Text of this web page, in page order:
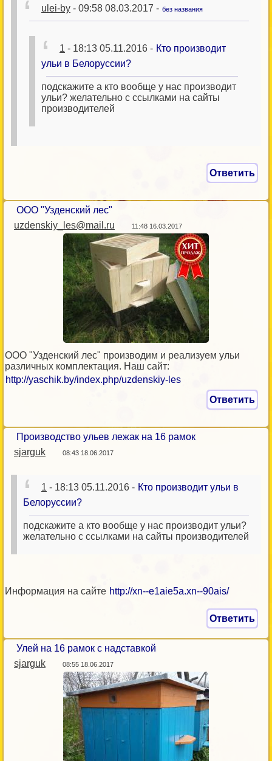
ulei-by - 09:58 08.03.2017 - без названия
1 - 18:13 05.11.2016 - Кто производит
ульи в Белоруссии?
подскажите а кто вообще у нас производит
ульи? желательно с ссылками на сайты
производителей
Ответить
ООО "Узденский лес"
uzdenskiy_les@mail.ru
11:48 16.03.2017
ООО "Узденский лес" производим и реализуем ульи
различных комплектация. Наш сайт:
http://yaschik.by/index.php/uzdenskiy-les
Ответить
Производство ульев лежак на 16 рамок
sjarguk
08:43 18.06.2017
1 - 18:13 05.11.2016 - Кто производит ульи в
Белоруссии?
подскажите а кто вообще у нас производит ульи?
желательно с ссылками на сайты производителей
Информация на сайте http://xn--e1aie5a.xn--90ais/
Ответить
Улей на 16 рамок с надставкой
sjarguk
08:55 18.06.2017